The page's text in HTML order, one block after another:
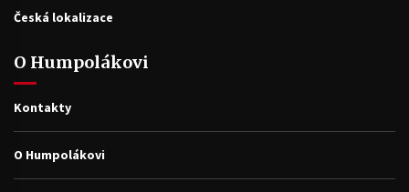
Česká lokalizace
O Humpolákovi
Kontakty
O Humpolákovi